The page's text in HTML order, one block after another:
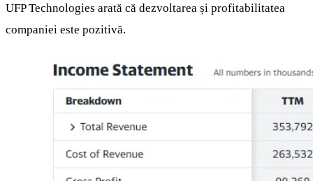
UFP Technologies arată că dezvoltarea și profitabilitatea
companiei este pozitivă.